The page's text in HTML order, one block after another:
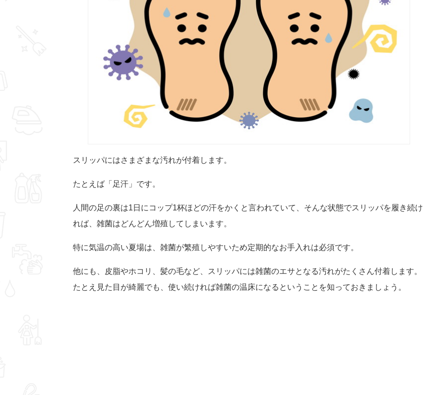
スリッパにはさまざまな汚れが付着します。
たとえば「足汗」です。
人間の足の裏は1日にコップ1杯ほどの汗をかくと言われていて、そんな状態でスリッパを履き続け
れば、雑菌はどんどん増殖してしまいます。
特に気温の高い夏場は、雑菌が繁殖しやすいため定期的なお手入れは必須です。
他にも、皮脂やホコリ、髪の毛など、スリッパには雑菌のエサとなる汚れがたくさん付着します。
たとえ見た目が綺麗でも、使い続ければ雑菌の温床になるということを知っておきましょう。